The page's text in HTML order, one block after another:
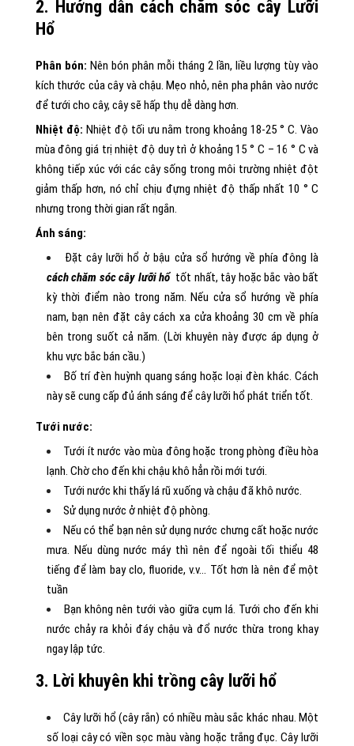
2. Hướng dẫn cách chăm sóc cây Lưỡi
Hổ
Phân bón: Nên bón phân mỗi tháng 2 lần, liều lượng tùy vào
kích thước của cây và chậu. Mẹo nhỏ, nên pha phân vào nước
để tưới cho cây, cây sẽ hấp thụ dễ dàng hơn.
Nhiệt độ: Nhiệt độ tối ưu nằm trong khoảng 18-25 ° C. Vào
mùa đông giá trị nhiệt độ duy trì ở khoảng 15 ° C – 16 ° C và
không tiếp xúc với các cây sống trong môi trường nhiệt đột
giảm thấp hơn, nó chỉ chịu đựng nhiệt độ thấp nhất 10 ° C
nhưng trong thời gian rất ngắn.
Ánh sáng:
Đặt cây lưỡi hổ ở bậu cửa sổ hướng về phía đông là
cách chăm sóc cây lưỡi hổtốt nhất, tây hoặc bắc vào bất
kỳ thời điểm nào trong năm. Nếu cửa sổ hướng về phía
nam, bạn nên đặt cây cách xa cửa khoảng 30 cm về phía
bên trong suốt cả năm. (Lời khuyên này được áp dụng ở
khu vực bắc bán cầu.)
Bố trí đèn huỳnh quang sáng hoặc loại đèn khác. Cách
này sẽ cung cấp đủ ánh sáng để cây lưỡi hổ phát triển tốt.
Tưới nước:
Tưới ít nước vào mùa đông hoặc trong phòng điều hòa
lạnh. Chờ cho đến khi chậu khô hẳn rồi mới tưới.
Tưới nước khi thấy lá rũ xuống và chậu đã khô nước.
Sử dụng nước ở nhiệt độ phòng.
Nếu có thể bạn nên sử dụng nước chưng cất hoặc nước
mưa. Nếu dùng nước máy thì nên để ngoài tối thiểu 48
tiếng để làm bay clo, fluoride, v.v… Tốt hơn là nên để một
tuần
Bạn không nên tưới vào giữa cụm lá. Tưới cho đến khi
nước chảy ra khỏi đáy chậu và đổ nước thừa trong khay
ngay lập tức.
3. Lời khuyên khi trồng cây lưỡi hổ
Cây lưỡi hổ (cây rắn) có nhiều màu sắc khác nhau. Một
số loại cây có viền sọc màu vàng hoặc trắng đục. Cây lưỡi